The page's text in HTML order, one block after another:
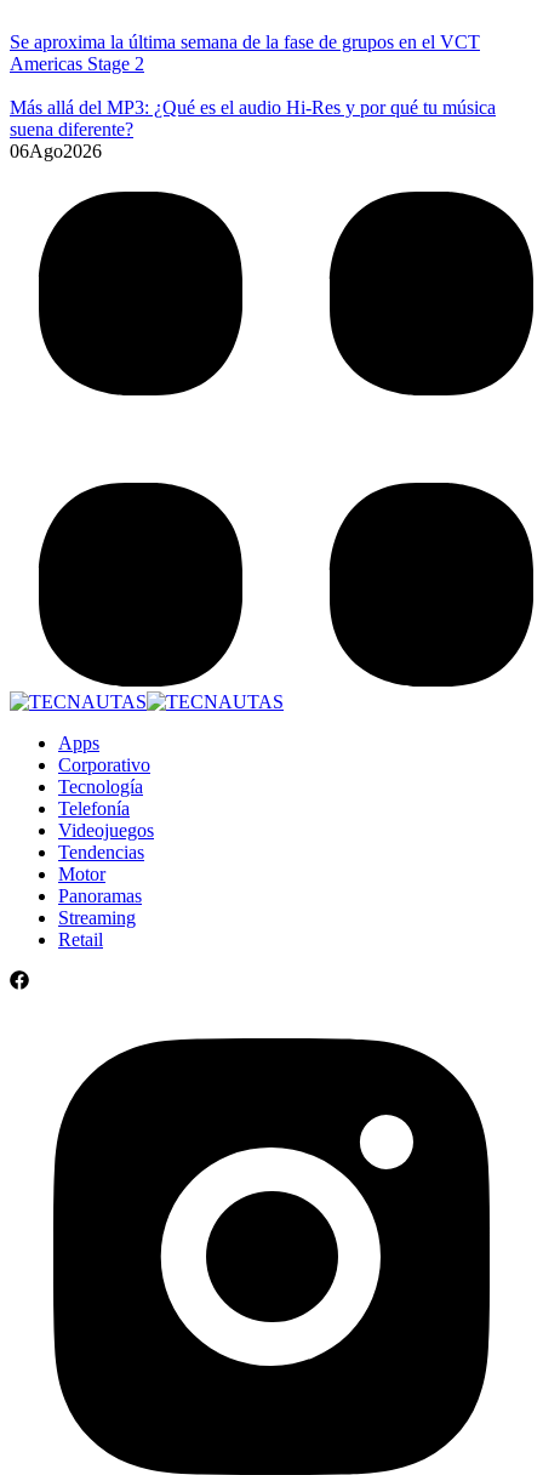
Se aproxima la última semana de la fase de grupos en el VCT
Americas Stage 2
Más allá del MP3: ¿Qué es el audio Hi-Res y por qué tu música
suena diferente?
06Ago2026
Apps
Corporativo
Tecnología
Telefonía
Videojuegos
Tendencias
Motor
Panoramas
Streaming
Retail